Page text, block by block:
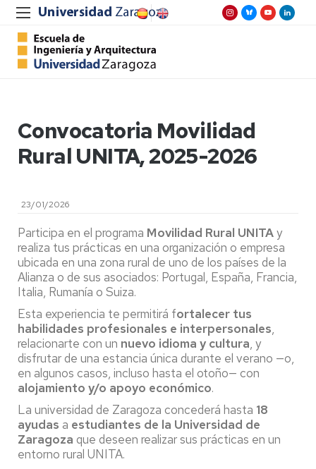
Convocatoria Movilidad
Rural UNITA, 2025-2026
23/01/2026
Participa en el programa Movilidad Rural UNITAy
realiza tus prácticas en una organización o empresa
ubicada en una zona rural de uno de los países de la
Alianza o de sus asociados: Portugal, España, Francia,
Italia, Rumanía o Suiza.
Esta experiencia te permitirá fortalecer tus
habilidades profesionales e interpersonales,
relacionarte con un nuevo idioma y cultura, y
disfrutar de una estancia única durante el verano —o,
en algunos casos, incluso hasta el otoño— con
alojamiento y/o apoyo económico.
La universidad de Zaragoza concederá hasta 18
ayudas a estudiantes de la Universidad de
Zaragoza que deseen realizar sus prácticas en un
entorno rural UNITA.